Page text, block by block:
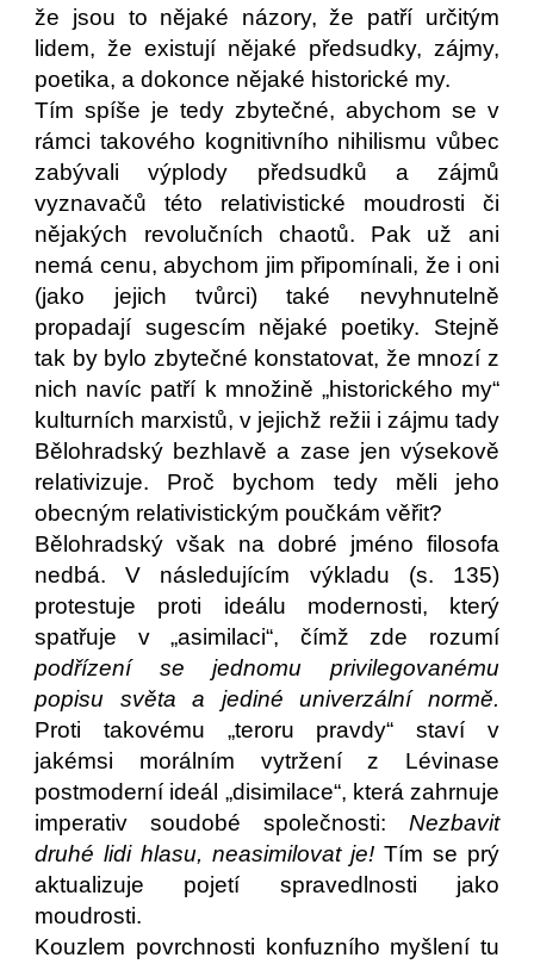
že jsou to nějaké názory, že patří určitým
lidem, že existují nějaké předsudky, zájmy,
poetika, a dokonce nějaké historické my.
Tím spíše je tedy zbytečné, abychom se v
rámci takového kognitivního nihilismu vůbec
zabývali výplody předsudků a zájmů
vyznavačů této relativistické moudrosti či
nějakých revolučních chaotů. Pak už ani
nemá cenu, abychom jim připomínali, že i oni
(jako jejich tvůrci) také nevyhnutelně
propadají sugescím nějaké poetiky. Stejně
tak by bylo zbytečné konstatovat, že mnozí z
nich navíc patří k množině „historického my“
kulturních marxistů, v jejichž režii i zájmu tady
Bělohradský bezhlavě a zase jen výsekově
relativizuje. Proč bychom tedy měli jeho
obecným relativistickým poučkám věřit?
Bělohradský však na dobré jméno filosofa
nedbá. V následujícím výkladu (s. 135)
protestuje proti ideálu modernosti, který
spatřuje v „asimilaci“, čímž zde rozumí
podřízení se jednomu privilegovanému
popisu světa a jediné univerzální normě.
Proti takovému „teroru pravdy“ staví v
jakémsi morálním vytržení z Lévinase
postmoderní ideál „disimilace“, která zahrnuje
imperativ soudobé společnosti: Nezbavit
druhé lidi hlasu, neasimilovat je! Tím se prý
aktualizuje pojetí spravedlnosti jako
moudrosti.
Kouzlem povrchnosti konfuzního myšlení tu